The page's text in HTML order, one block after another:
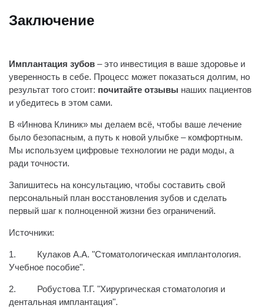
Заключение
Имплантация зубов – это инвестиция в ваше здоровье и
уверенность в себе. Процесс может показаться долгим, но
результат того стоит: почитайте отзывы наших пациентов
и убедитесь в этом сами.
В «Иннова Клиник» мы делаем всё, чтобы ваше лечение
было безопасным, а путь к новой улыбке – комфортным.
Мы используем цифровые технологии не ради моды, а
ради точности.
Запишитесь на консультацию, чтобы составить свой
персональный план восстановления зубов и сделать
первый шаг к полноценной жизни без ограничений.
Источники:
1. Кулаков А.А. "Стоматологическая имплантология.
Учебное пособие".
2. Робустова Т.Г. "Хирургическая стоматология и
дентальная имплантация".